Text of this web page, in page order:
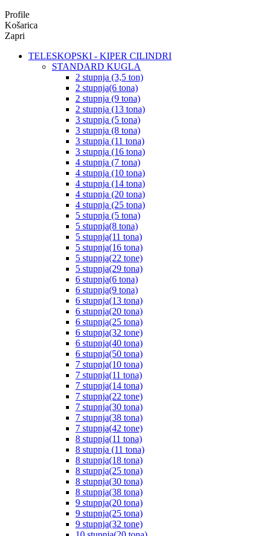
Profile
Košarica
Zapri
TELESKOPSKI - KIPER CILINDRI
STANDARD KUGLA
2 stupnja (3,5 ton)
2 stupnja(6 tona)
2 stupnja (9 tona)
2 stupnja (13 tona)
3 stupnja (5 tona)
3 stupnja (8 tona)
3 stupnja (11 tona)
3 stupnja (16 tona)
4 stupnja (7 tona)
4 stupnja (10 tona)
4 stupnja (14 tona)
4 stupnja (20 tona)
4 stupnja (25 tona)
5 stupnja (5 tona)
5 stupnja(8 tona)
5 stupnja(11 tona)
5 stupnja(16 tona)
5 stupnja(22 tone)
5 stupnja(29 tona)
6 stupnja(6 tona)
6 stupnja(9 tona)
6 stupnja(13 tona)
6 stupnja(20 tona)
6 stupnja(25 tona)
6 stupnja(32 tone)
6 stupnja(40 tona)
6 stupnja(50 tona)
7 stupnja(10 tona)
7 stupnja(11 tona)
7 stupnja(14 tona)
7 stupnja(22 tone)
7 stupnja(30 tona)
7 stupnja(38 tona)
7 stupnja(42 tone)
8 stupnja(11 tona)
8 stupnja (11 tona)
8 stupnja(18 tona)
8 stupnja(25 tona)
8 stupnja(30 tona)
8 stupnja(38 tona)
9 stupnja(20 tona)
9 stupnja(25 tona)
9 stupnja(32 tone)